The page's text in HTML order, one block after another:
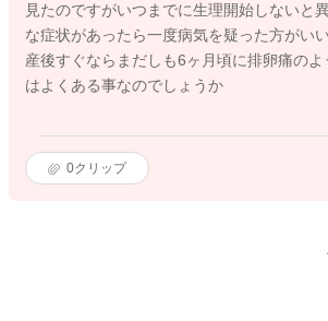
見たのですがいつまでに生理開始しないと
な症状があったら一度病気を疑った方がい
産後すぐならまだしも6ヶ月頃に排卵痛の
はよくある事なのでしょうか
0クリップ